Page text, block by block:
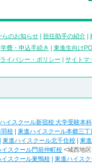
らのお知らせ 担任助手の紹介
学費・申込手続き 東進生向け
イバシー・ポリシー サイトマ
イスクール新宿校 大学受験本科
校 東進ハイスクール本郷三丁
東進ハイスクール北千住校 東
イスクール門前仲町校 <城西地
イスクール巣鴨校 東進ハイス